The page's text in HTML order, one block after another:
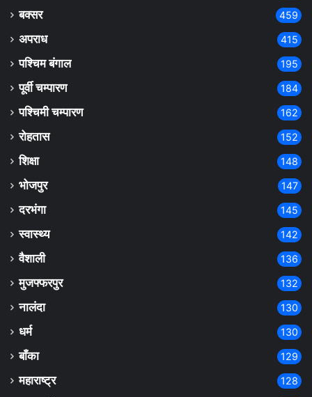
बक्सर 459
अपराध 415
पश्चिम बंगाल 195
पूर्वी चम्पारण 184
पश्चिमी चम्पारण 162
रोहतास 152
शिक्षा 148
भोजपुर 147
दरभंगा 145
स्वास्थ्य 142
वैशाली 136
मुजफ्फरपुर 132
नालंदा 130
धर्म 130
बाँका 129
महाराष्ट्र 128